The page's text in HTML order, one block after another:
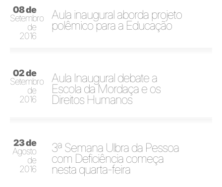
08 de
Setembro
de
2016
Aula inaugural aborda projeto
polêmico para a Educação
02 de
Setembro
de
2016
Aula Inaugural debate a
Escola da Mordaça e os
Direitos Humanos
23 de
Agosto
de
2016
3ª Semana Ulbra da Pessoa
com Deficiência começa
nesta quarta-feira